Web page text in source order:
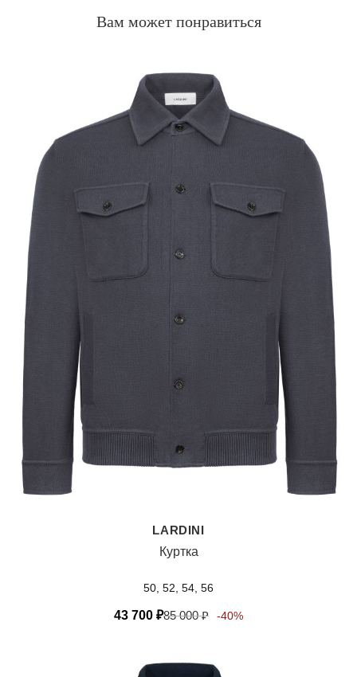
Вам может понравиться
LARDINI
Куртка
50, 52, 54, 56
43 700 ₽85 000₽ -40%